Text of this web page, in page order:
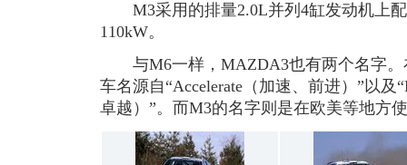
M3采用的排量2.0L并列4缸发动机上配
110kW。
与M6一样，MAZDA3也有两个名字。
车名源自“Accelerate（加速、前进）”以及
卓越）”。而M3的名字则是在欧美等地方